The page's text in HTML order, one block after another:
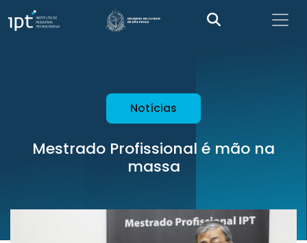
Notícias
Mestrado Profissional é mão na
massa